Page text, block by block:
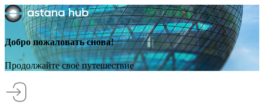
Добро пожаловать снова!
Продолжайте своё путешествие